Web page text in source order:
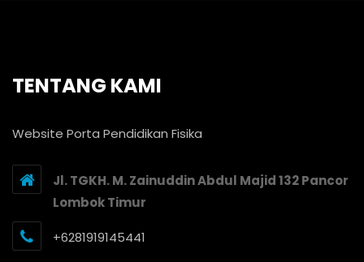
TENTANG KAMI
Website Porta Pendidikan Fisika
Jl. TGKH. M. Zainuddin Abdul Majid 132 Pancor
Lombok Timur
+6281919145441